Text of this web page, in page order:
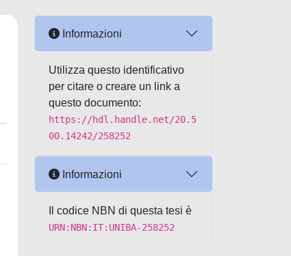
Informazioni
Utilizza questo identificativo
per citare o creare un link a
questo documento:
https://hdl.handle.net/20.5
00.14242/258252
Informazioni
Il codice NBN di questa tesi è
URN:NBN:IT:UNIBA-258252